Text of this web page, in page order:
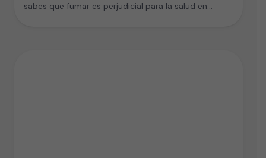
sabes que fumar es perjudicial para la salud en…